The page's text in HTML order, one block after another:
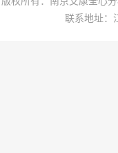
联系地址：